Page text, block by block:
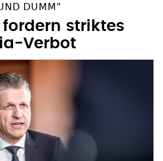
DUMM"
fordern striktes
Verbot